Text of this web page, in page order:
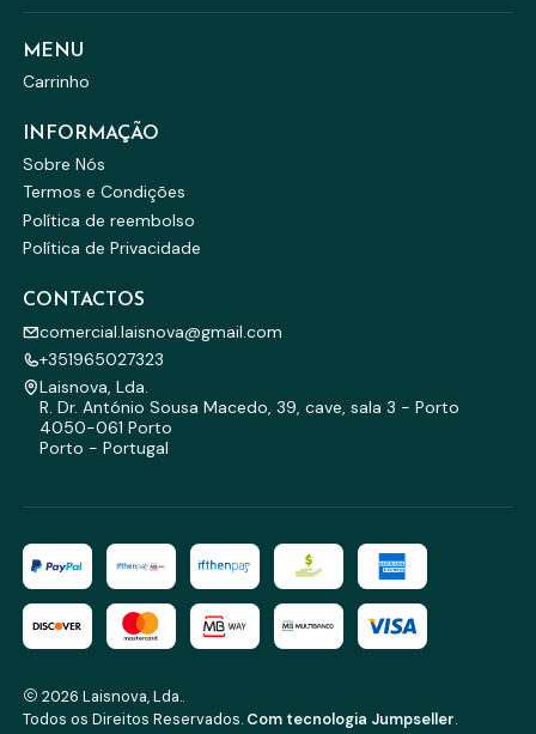
MENU
Carrinho
INFORMAÇÃO
Sobre Nós
Termos e Condições
Política de reembolso
Política de Privacidade
CONTACTOS
comercial.laisnova@gmail.com
+351965027323
Laisnova, Lda.
R. Dr. António Sousa Macedo, 39, cave, sala 3 - Porto
4050-061 Porto
Porto - Portugal
2026 Laisnova, Lda..
Todos os Direitos Reservados. Com tecnologia Jumpseller.